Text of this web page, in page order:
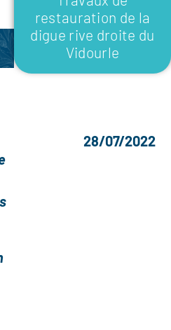
restauration de la
digue rive droite du
Vidourle
28/07/2022